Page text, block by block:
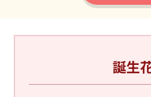
誕生